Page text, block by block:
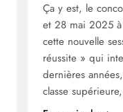
Ça y est, le
et 28 mai 2025
cette nouvelle
réussite » qui
dernières
classe